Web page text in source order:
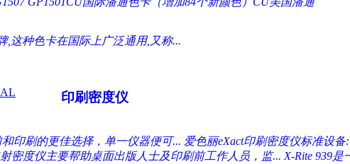
,这种色卡在国际上广泛通用,又称...
印刷密度仪
印刷的更佳选择，单一仪器便可... 爱色丽eXact印刷密度仪标准设
密度仪主要帮助桌面出版人士及印刷前工作人员，监... X-Rite 939